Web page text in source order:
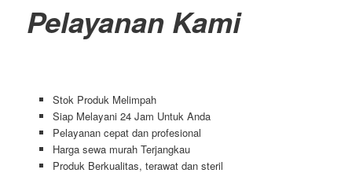
Pelayanan Kami
Stok Produk Melimpah
Siap Melayani 24 Jam Untuk Anda
Pelayanan cepat dan profesional
Harga sewa murah Terjangkau
Produk Berkualitas, terawat dan steril